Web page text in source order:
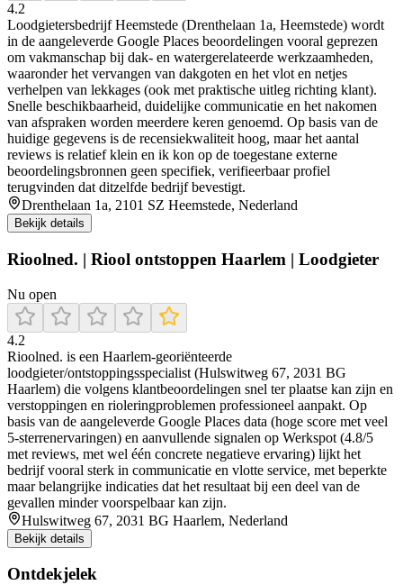
4.2
Loodgietersbedrijf Heemstede (Drenthelaan 1a, Heemstede) wordt
in de aangeleverde Google Places beoordelingen vooral geprezen
om vakmanschap bij dak- en watergerelateerde werkzaamheden,
waaronder het vervangen van dakgoten en het vlot en netjes
verhelpen van lekkages (ook met praktische uitleg richting klant).
Snelle beschikbaarheid, duidelijke communicatie en het nakomen
van afspraken worden meerdere keren genoemd. Op basis van de
huidige gegevens is de recensiekwaliteit hoog, maar het aantal
reviews is relatief klein en ik kon op de toegestane externe
beoordelingsbronnen geen specifiek, verifieerbaar profiel
terugvinden dat ditzelfde bedrijf bevestigt.
Drenthelaan 1a, 2101 SZ Heemstede, Nederland
Bekijk details
Rioolned. | Riool ontstoppen Haarlem | Loodgieter
Nu open
4.2
Rioolned. is een Haarlem-georiënteerde
loodgieter/ontstoppingsspecialist (Hulswitweg 67, 2031 BG
Haarlem) die volgens klantbeoordelingen snel ter plaatse kan zijn en
verstoppingen en rioleringproblemen professioneel aanpakt. Op
basis van de aangeleverde Google Places data (hoge score met veel
5-sterrenervaringen) en aanvullende signalen op Werkspot (4.8/5
met reviews, met wel één concrete negatieve ervaring) lijkt het
bedrijf vooral sterk in communicatie en vlotte service, met beperkte
maar belangrijke indicaties dat het resultaat bij een deel van de
gevallen minder voorspelbaar kan zijn.
Hulswitweg 67, 2031 BG Haarlem, Nederland
Bekijk details
Ontdekjelek